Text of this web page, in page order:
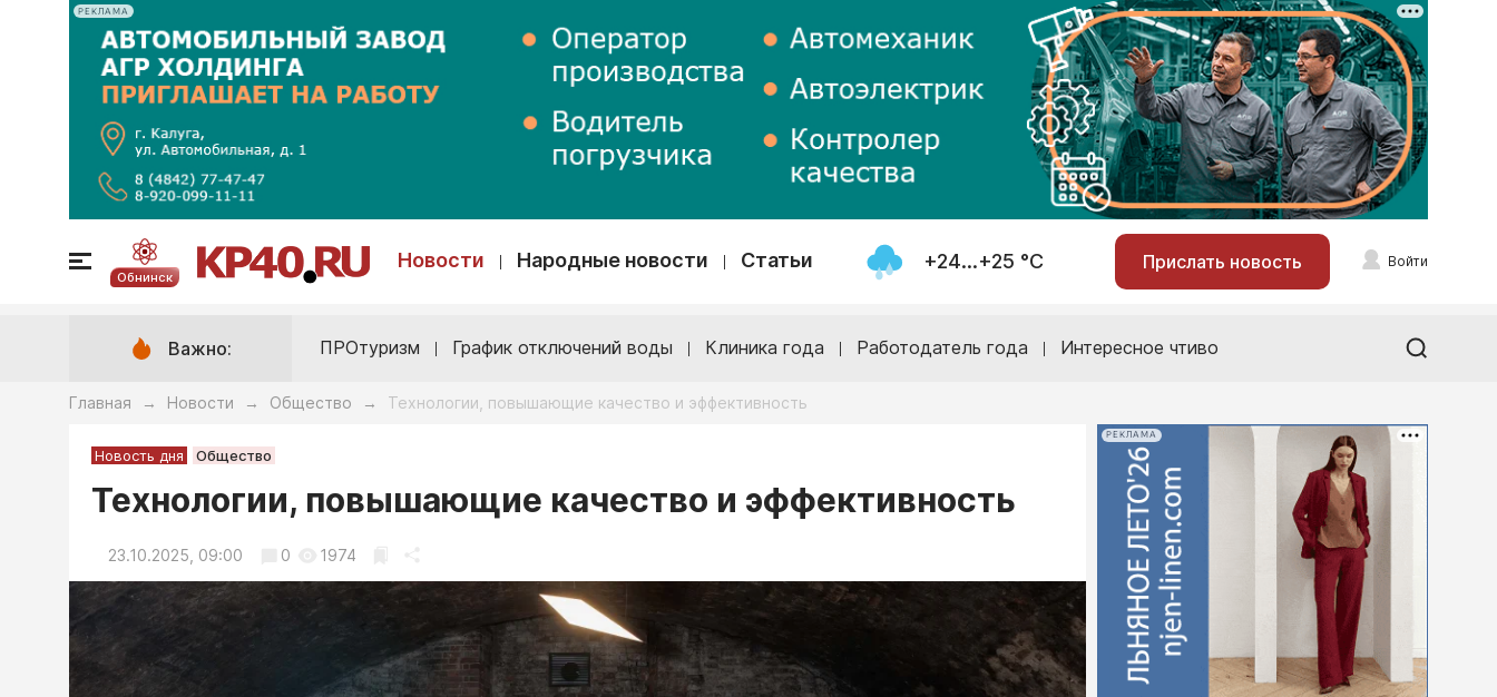
РЕКЛАМА
Обнинск
Новости Народные новости Статьи +24...+25 °С Прислать новость Войти
Важно: ПРОтуризм График отключений воды Клиника года Работодатель года Интересное чтиво
Главная → Новости → Общество → Технологии, повышающие качество и эффективность
Новость дня Общество
Технологии, повышающие качество и эффективность
23.10.2025, 09:00 0 1974
РЕКЛАМА